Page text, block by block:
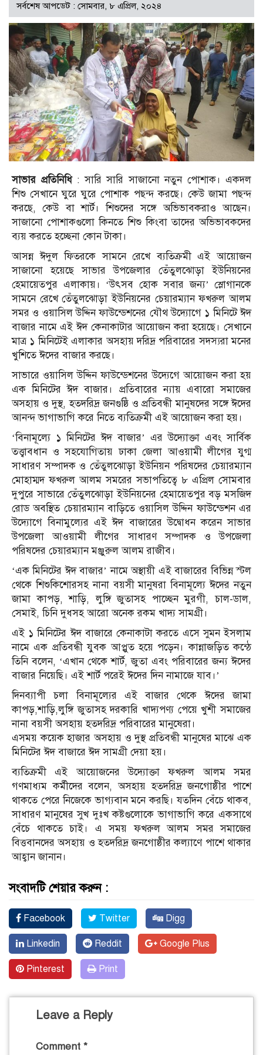
সর্বশেষ আপডেট : সোমবার, ৮ এপ্রিল, ২০২৪
সাভার প্রতিনিধি: সারি সারি সাজানো নতুন পোশাক। একদল
শিশু সেখানে ঘুরে ঘুরে পোশাক পছন্দ করছে। কেউ জামা পছন্দ
করছে, কেউ বা শার্ট। শিশুদের সঙ্গে অভিভাবকরাও আছেন।
সাজানো পোশাকগুলো কিনতে শিশু কিংবা তাদের অভিভাবকদের
ব্যয় করতে হচ্ছেনা কোন টাকা।
আসন্ন ঈদুল ফিতরকে সামনে রেখে ব্যতিক্রমী এই আয়োজন
সাজানো হয়েছে সাভার উপজেলার তেঁতুলঝোড়া ইউনিয়নের
হেমায়েতপুর এলাকায়। ‘উৎসব হোক সবার জন্য’ স্লোগানকে
সামনে রেখে তেঁতুলঝোড়া ইউনিয়নের চেয়ারম্যান ফখরুল আলম
সমর ও ওয়াসিল উদ্দিন ফাউন্ডেশনের যৌথ উদ্যোগে ১ মিনিটে ঈদ
বাজার নামে এই ঈদ কেনাকাটার আয়োজন করা হয়েছে। সেখানে
মাত্র ১ মিনিটেই এলাকার অসহায় দরিদ্র পরিবারের সদস্যরা মনের
খুশিতে ঈদের বাজার করছে।
সাভারে ওয়াসিল উদ্দিন ফাউন্ডেশনের উদ্যেগে আয়োজন করা হয়
এক মিনিটের ঈদ বাজার। প্রতিবারের ন্যায় এবারো সমাজের
অসহায় ও দুস্থ, হতদরিদ্র জনগুষ্ঠি ও প্রতিবন্ধী মানুষদের সঙ্গে ঈদের
আনন্দ ভাগাভাগি করে নিতে ব্যতিক্রমী এই আয়োজন করা হয়।
‘বিনামূল্যে ১ মিনিটের ঈদ বাজার’ এর উদ্যোক্তা এবং সার্বিক
তত্ত্বাবধান ও সহযোগিতায় ঢাকা জেলা আওয়ামী লীগের যুগ্ম
সাধারণ সম্পাদক ও তেঁতুলঝোড়া ইউনিয়ন পরিষদের চেয়ারম্যান
মোহাম্মদ ফখরুল আলম সমরের সভাপতিত্বে ৮ এপ্রিল সোমবার
দুপুরে সাভারে তেঁতুলঝোড়া ইউনিয়নের হেমায়েতপুর বড় মসজিদ
রোড অবস্থিত চেয়ারম্যান বাড়িতে ওয়াসিল উদ্দিন ফাউন্ডেশন এর
উদ্যোগে বিনামুল্যের এই ঈদ বাজারের উদ্বোধন করেন সাভার
উপজেলা আওয়ামী লীগের সাধারণ সম্পাদক ও উপজেলা
পরিষদের চেয়ারম্যান মঞ্জুরুল আলম রাজীব।
‘এক মিনিটের ঈদ বাজার’ নামে অস্থায়ী এই বাজারের বিভিন্ন স্টল
থেকে শিশুকিশোরসহ নানা বয়সী মানুষরা বিনামূল্যে ঈদের নতুন
জামা কাপড়, শাড়ি, লুঙ্গি জুতাসহ পাচ্ছেন মুরগী, চাল-ডাল,
সেমাই, চিনি দুধসহ আরো অনেক রকম খাদ্য সামগ্রী।
এই ১ মিনিটের ঈদ বাজারে কেনাকাটা করতে এসে সুমন ইসলাম
নামে এক প্রতিবন্ধী যুবক আপ্লুত হয়ে পড়েন। কান্নাজড়িত কন্ঠে
তিনি বলেন, ‘এখান থেকে শার্ট, জুতা এবং পরিবারের জন্য ঈদের
বাজার নিয়েছি। এই শার্ট পরেই ঈদের দিন নামাজে যাব।’
দিনব্যাপী চলা বিনামূল্যের এই বাজার থেকে ঈদের জামা
কাপড়,শাড়ি,লুঙ্গি জুতাসহ দরকারি খাদ্যপণ্য পেয়ে খুশী সমাজের
নানা বয়সী অসহায় হতদরিদ্র পরিবারের মানুষেরা।
এসময় কয়েক হাজার অসহায় ও দুস্থ প্রতিবন্ধী মানুষের মাঝে এক
মিনিটের ঈদ বাজারে ঈদ সামগ্রী দেয়া হয়।
ব্যতিক্রমী এই আয়োজনের উদ্যোক্তা ফখরুল আলম সমর
গণমাধ্যম কর্মীদের বলেন, অসহায় হতদরিদ্র জনগোষ্ঠীর পাশে
থাকতে পেরে নিজেকে ভাগ্যবান মনে করছি। যতদিন বেঁচে থাকব,
সাধারণ মানুষের সুখ দুঃখ কষ্টগুলোকে ভাগাভাগি করে একসাথে
বেঁচে থাকতে চাই। এ সময় ফখরুল আলম সমর সমাজের
বিত্তবানদের অসহায় ও হতদরিদ্র জনগোষ্ঠীর কল্যাণে পাশে থাকার
আহ্বান জানান।
সংবাদটি শেয়ার করুন :
Facebook Twitter Digg
Linkedin Reddit Google Plus
Pinterest Print
Leave a Reply
Comment *